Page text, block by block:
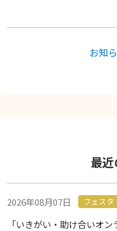
お知
最
2026年08月07日 フェスタ
「いきがい・助け合いオ